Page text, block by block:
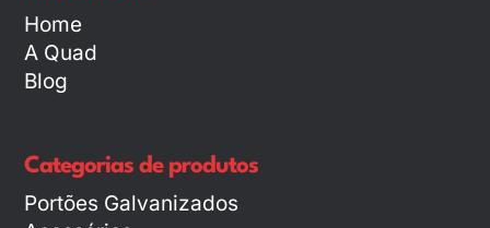
Home
A Quad
Blog
Categorias de produtos
Portões Galvanizados